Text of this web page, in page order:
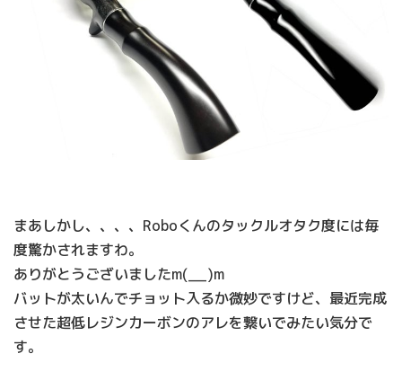
まあしかし、、、、Roboくんのタックルオタク度には毎
度驚かされますわ。
ありがとうございましたm(__)m
バットが太いんでチョット入るか微妙ですけど、最近完成
させた超低レジンカーボンのアレを繋いでみたい気分で
す。